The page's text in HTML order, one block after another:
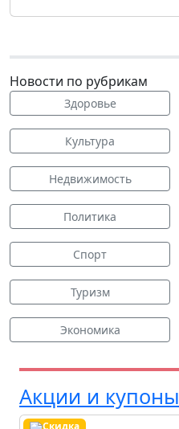
Новости по рубрикам
Здоровье
Культура
Недвижимость
Политика
Спорт
Туризм
Экономика
Акции и купоны